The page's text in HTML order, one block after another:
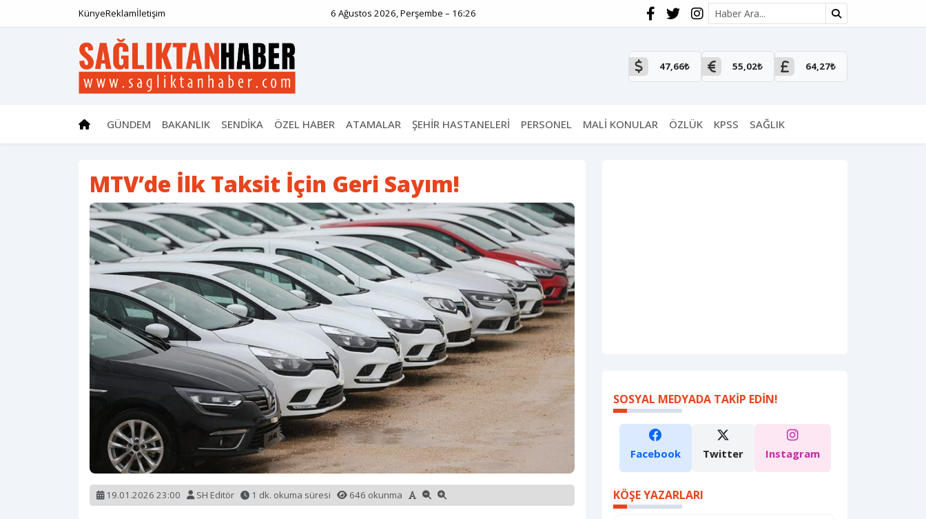
KünyeReklamİletişim 6 Ağustos 2026, Perşembe – 16:26 Site içi arama
47,66₺ 55,02₺ 64,27₺
GÜNDEM BAKANLIK SENDİKA ÖZEL HABER ATAMALAR ŞEHİR HASTANELERİ PERSONEL MALİ KONULAR ÖZLÜK KPSS SAĞLIK
MTV’de İlk Taksit İçin Geri Sayım!
19.01.2026 23:00 SH Editör 1 dk. okuma süresi 646 okunma
SOSYAL MEDYADA TAKIP EDIN!
Facebook Twitter Instagram
KÖŞE YAZARLARI